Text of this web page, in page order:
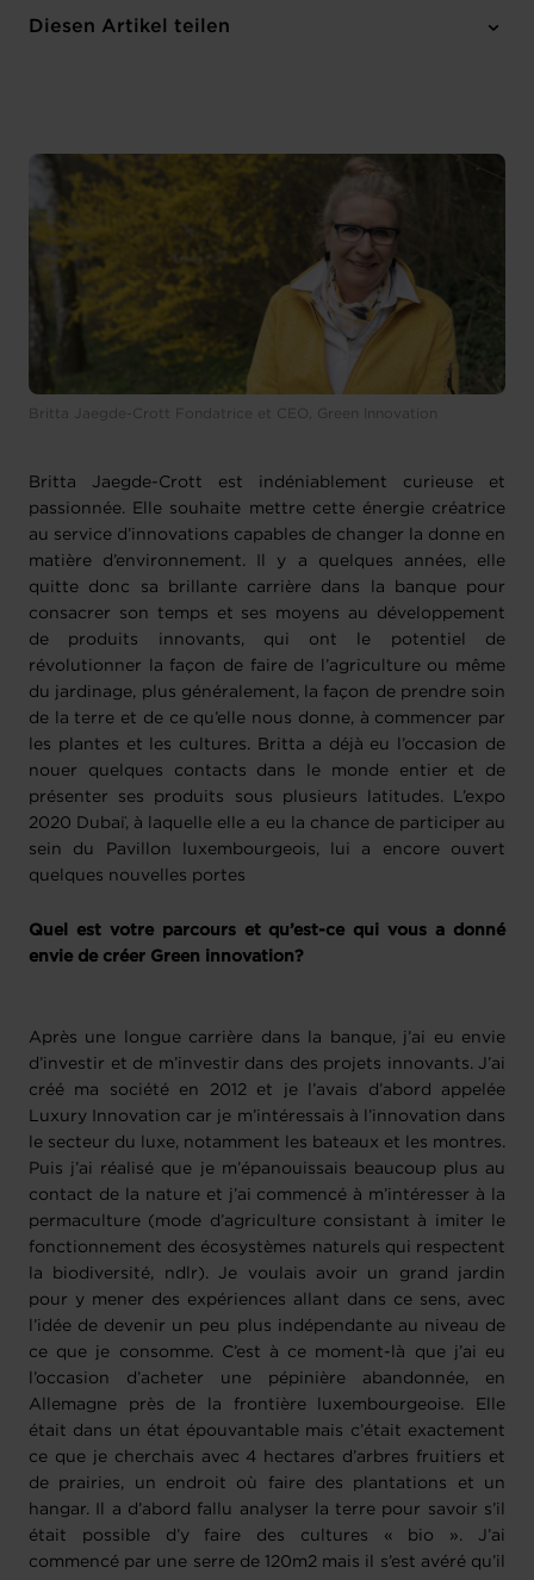
Diesen Artikel teilen
Britta Jaegde-Crott Fondatrice et CEO, Green Innovation
Britta Jaegde-Crott est indéniablement curieuse et
passionnée. Elle souhaite mettre cette énergie créatrice
au service d’innovations capables de changer la donne en
matière d’environnement. Il y a quelques années, elle
quitte donc sa brillante carrière dans la banque pour
consacrer son temps et ses moyens au développement
de produits innovants, qui ont le potentiel de
révolutionner la façon de faire de l’agriculture ou même
du jardinage, plus généralement, la façon de prendre soin
de la terre et de ce qu’elle nous donne, à commencer par
les plantes et les cultures. Britta a déjà eu l’occasion de
nouer quelques contacts dans le monde entier et de
présenter ses produits sous plusieurs latitudes. L’expo
2020 Dubaï, à laquelle elle a eu la chance de participer au
sein du Pavillon luxembourgeois, lui a encore ouvert
quelques nouvelles portes
Quel est votre parcours et qu’est-ce qui vous a donné
envie de créer Green innovation?
Après une longue carrière dans la banque, j’ai eu envie
d’investir et de m’investir dans des projets innovants. J’ai
créé ma société en 2012 et je l’avais d’abord appelée
Luxury Innovation car je m’intéressais à l’innovation dans
le secteur du luxe, notamment les bateaux et les montres.
Puis j’ai réalisé que je m’épanouissais beaucoup plus au
contact de la nature et j’ai commencé à m’intéresser à la
permaculture (mode d’agriculture consistant à imiter le
fonctionnement des écosystèmes naturels qui respectent
la biodiversité, ndlr). Je voulais avoir un grand jardin
pour y mener des expériences allant dans ce sens, avec
l’idée de devenir un peu plus indépendante au niveau de
ce que je consomme. C’est à ce moment-là que j’ai eu
l’occasion d’acheter une pépinière abandonnée, en
Allemagne près de la frontière luxembourgeoise. Elle
était dans un état épouvantable mais c’était exactement
ce que je cherchais avec 4 hectares d’arbres fruitiers et
de prairies, un endroit où faire des plantations et un
hangar. Il a d’abord fallu analyser la terre pour savoir s’il
était possible d’y faire des cultures « bio ». J’ai
commencé par une serre de 120m2 mais il s’est avéré qu’il